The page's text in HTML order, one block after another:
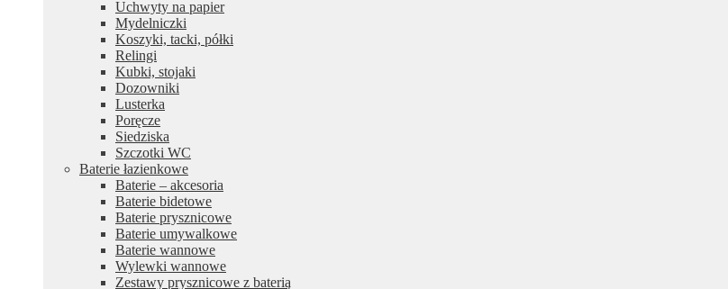
Uchwyty na papier
Mydelniczki
Koszyki, tacki, półki
Relingi
Kubki, stojaki
Dozowniki
Lusterka
Poręcze
Siedziska
Szczotki WC
Baterie łazienkowe
Baterie – akcesoria
Baterie bidetowe
Baterie prysznicowe
Baterie umywalkowe
Baterie wannowe
Wylewki wannowe
Zestawy prysznicowe z baterią